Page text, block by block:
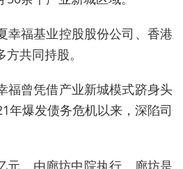
幸福基业控股股份公司、香港
共同持股。
福曾凭借产业新城模式跻身头
年爆发债务危机以来， 深陷司